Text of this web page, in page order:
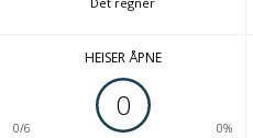
HEISER ÅPNE
0
0/6 0%